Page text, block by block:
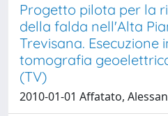
Progetto pilota per la
della falda nell'Alta
Trevisana. Esecuzione
tomografia
(TV)
2010-01-01 Affatato,